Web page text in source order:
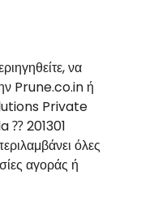
να
Prune.co.in ή
Private
⁇ 201301
όλες
αγοράς ή